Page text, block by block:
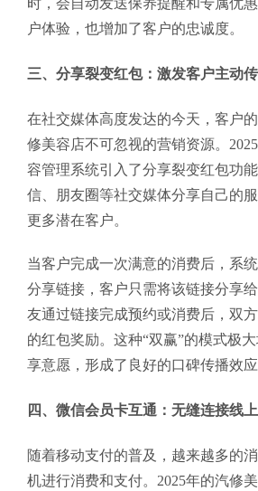
户体验，也增加了客户的忠诚度。
三、分享裂变红包：激发客户主动
在社交媒体高度发达的今天，客户
修美容店不可忽视的营销资源。
容管理系统引入了分享裂变红包功
信、朋友圈等社交媒体分享自己的
更多潜在客户。
当客户完成一次满意的消费后，系
分享链接，客户只需将该链接分享
友通过链接完成预约或消费后，双
的红包奖励。这种“双赢”的模式极
享意愿，形成了良好的口碑传播效应
四、微信会员卡互通：无缝连接线
随着移动支付的普及，越来越多的
机进行消费和支付。2025年的汽修